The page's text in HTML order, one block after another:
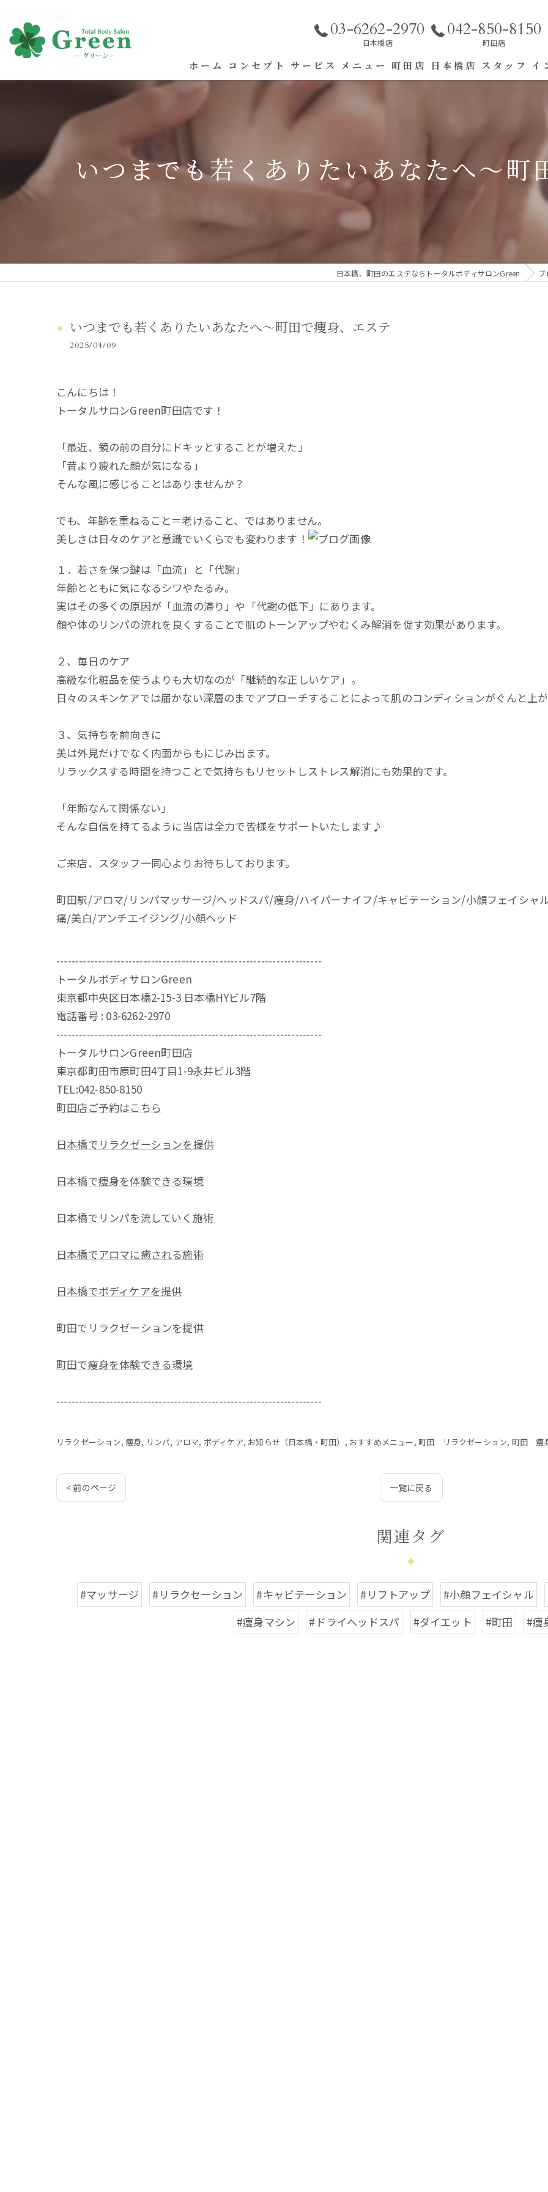
03-6262-2970
日本橋店
042-850-8150
町田店
ホーム コンセプト サービス メニュー 町田店 日本橋店 スタッフ イ
いつまでも若くありたいあなたへ～町
日本橋、町田のエステならトータルボディサロンGreen ブ
いつまでも若くありたいあなたへ～町田で痩身、エステ
2025/04/09
こんにちは！
トータルサロンGreen町田店です！
「最近、鏡の前の自分にドキッとすることが増えた」
「昔より疲れた顔が気になる」
そんな風に感じることはありませんか？
でも、年齢を重ねること＝老けること、ではありません。
美しさは日々のケアと意識でいくらでも変わります！
１．若さを保つ鍵は「血流」と「代謝」
年齢とともに気になるシワやたるみ。
実はその多くの原因が「血流の滞り」や「代謝の低下」にあります。
顔や体のリンパの流れを良くすることで肌のトーンアップやむくみ解消を促す効果があります。
２、毎日のケア
高級な化粧品を使うよりも大切なのが「継続的な正しいケア」。
日々のスキンケアでは届かない深層のまでアプローチすることによって肌のコンディションがぐんと上
３、気持ちを前向きに
美は外見だけでなく内面からもにじみ出ます。
リラックスする時間を持つことで気持ちもリセットしストレス解消にも効果的です。
「年齢なんて関係ない」
そんな自信を持てるように当店は全力で皆様をサポートいたします♪
ご来店、スタッフ一同心よりお待ちしております。
町田駅/アロマ/リンパマッサージ/ヘッドスパ/痩身/ハイパーナイフ/キャビテーション/小顔フェイシ
痛/美白/アンチエイジング/小顔ヘッド
----------------------------------------------------------------------
トータルボディサロンGreen
東京都中央区日本橋2-15-3 日本橋HYビル7階
電話番号 : 03-6262-2970
----------------------------------------------------------------------
トータルサロンGreen町田店
東京都町田市原町田4丁目1-9永井ビル3階
TEL:042-850-8150
町田店ご予約はこちら
日本橋でリラクゼーションを提供
日本橋で痩身を体験できる環境
日本橋でリンパを流していく施術
日本橋でアロマに癒される施術
日本橋でボディケアを提供
町田でリラクゼーションを提供
町田で痩身を体験できる環境
----------------------------------------------------------------------
リラクゼーション 痩身 リンパ アロマ ボディケア お知らせ（日本橋・町田） おすすめメニュー 町田 リラクゼーション 町田 痩
< 前のページ 一覧に戻る
関連タグ
#マッサージ #リラクセーション #キャビテーション #リフトアップ #小顔フェイシャル
#痩身マシン
#ドライヘッドスパ #ダイエット #町田 #痩